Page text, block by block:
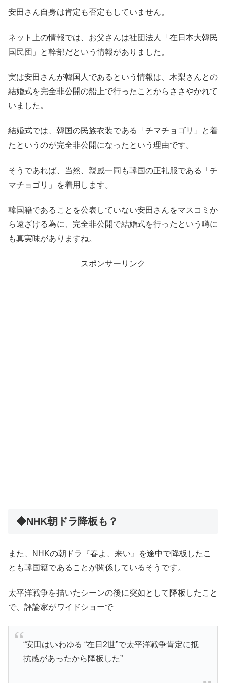
安田さん自身は肯定も否定もしていません。
ネット上の情報では、お父さんは社団法人「在日本大韓民
国民団」と幹部だという情報がありました。
実は安田さんが韓国人であるという情報は、木梨さんとの
結婚式を完全非公開の船上で行ったことからささやかれて
いました。
結婚式では、韓国の民族衣装である「チマチョゴリ」と着
たというのが完全非公開になったという理由です。
そうであれば、当然、親戚一同も韓国の正礼服である「チ
マチョゴリ」を着用します。
韓国籍であることを公表していない安田さんをマスコミか
ら遠ざける為に、完全非公開で結婚式を行ったという噂に
も真実味がありますね。
スポンサーリンク
◆NHK朝ドラ降板も？
また、NHKの朝ドラ『春よ、来い』を途中で降板したこ
とも韓国籍であることが関係しているそうです。
太平洋戦争を描いたシーンの後に突如として降板したこと
で、評論家がワイドショーで
“安田はいわゆる “在日2世”で太平洋戦争肯定に抵
抗感があったから降板した”